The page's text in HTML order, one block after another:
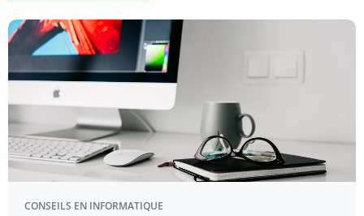
CONSEILS EN INFORMATIQUE